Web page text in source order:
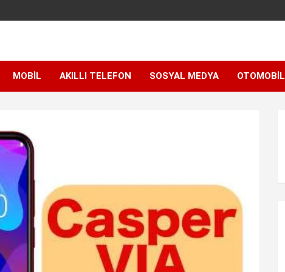
MOBIL AKILLI TELEFON SOSYAL MEDYA OTOMOBIL